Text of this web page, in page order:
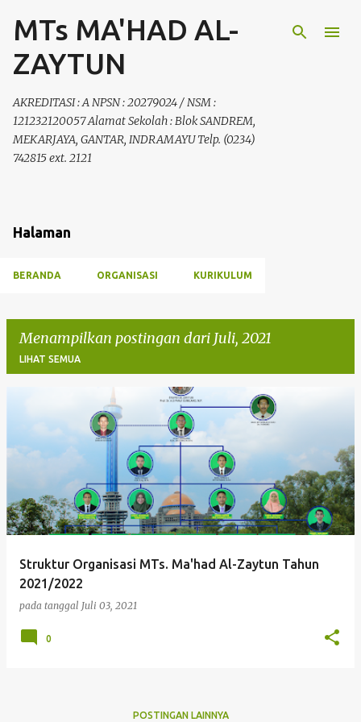
Langsung ke konten utama
MTs MA'HAD AL-
ZAYTUN
AKREDITASI : A NPSN : 20279024 / NSM :
121232120057 Alamat Sekolah : Blok SANDREM,
MEKARJAYA, GANTAR, INDRAMAYU Telp. (0234)
742815 ext. 2121
Halaman
BERANDA ORGANISASI KURIKULUM
Menampilkan postingan dari Juli, 2021
LIHAT SEMUA
s
n
Struktur Organisasi MTs. Ma'had Al-Zaytun Tahun
2021/2022
pada tanggal Juli 03, 2021
0
POSTINGAN LAINNYA